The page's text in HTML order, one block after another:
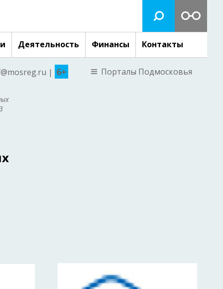
Деятельность Финансы Контакты
| 6+ Порталы Подмосковья